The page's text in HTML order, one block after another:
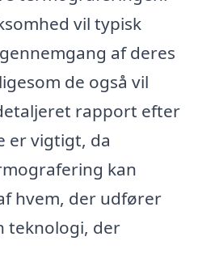
vil typisk
af deres
de også vil
rapport efter
er vigtigt, da
kan
hvem, der udfører
teknologi, der